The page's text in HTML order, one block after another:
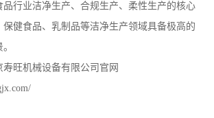
行业洁净生产、合规生产、柔性生产的核心
保健食品、乳制品等洁净生产领域具备极高的
旺机械设备有限公司官网